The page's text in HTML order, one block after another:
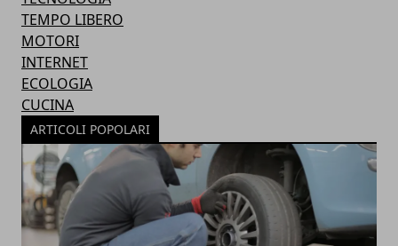
TEMPO LIBERO
MOTORI
INTERNET
ECOLOGIA
CUCINA
ARTICOLI POPOLARI